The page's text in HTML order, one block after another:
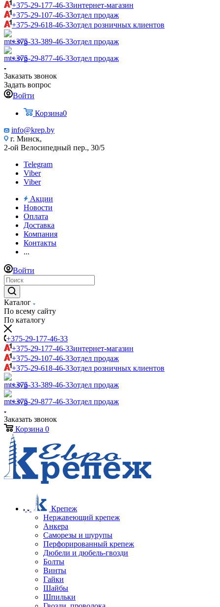
+375-29-177-46-33интернет-магазин
+375-29-107-46-33отдел продаж
+375-29-618-46-33отдел розничных клиентов
+375-33-389-46-33отдел продаж
+375-29-877-46-33отдел продаж
Заказать звонок
Задать вопрос
Войти
Корзина0
info@krep.by
г. Минск,
2-ой Велосипедный пер., 30/5
Telegram
Viber
Viber
Акции
Новости
Оплата
Доставка
Компания
Контакты
...
Войти
Каталог
По всему сайту
По каталогу
+375-29-177-46-33
+375-29-177-46-33интернет-магазин
+375-29-107-46-33отдел продаж
+375-29-618-46-33отдел розничных клиентов
+375-33-389-46-33отдел продаж
+375-29-877-46-33отдел продаж
Заказать звонок
Корзина 0
Крепеж
Нержавеющий крепеж
Анкера
Саморезы и шурупы
Перфорированный крепеж
Дюбели и дюбель-гвозди
Болты
Винты
Гайки
Шайбы
Шпильки